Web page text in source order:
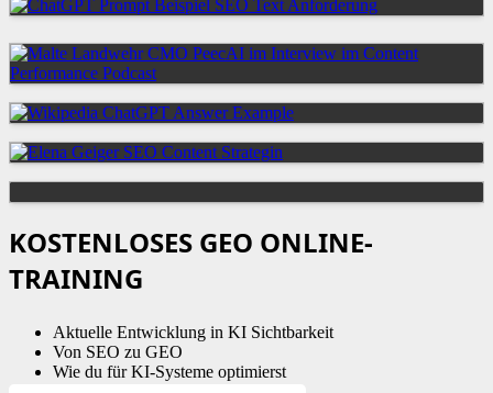
KOSTENLOSES GEO ONLINE-
TRAINING
Aktuelle Entwicklung in KI Sichtbarkeit
Von SEO zu GEO
Wie du für KI-Systeme optimierst